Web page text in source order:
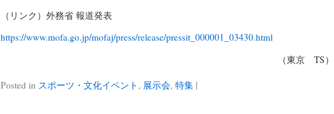
（リンク）外務省 報道発表
https://www.mofa.go.jp/mofaj/press/release/pressit_000001_03430.html
（東京 TS）
Posted in スポーツ・文化イベント , 展示会, 特集|